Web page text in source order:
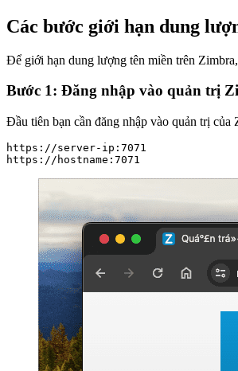
Các bước giới hạn dung
Để giới hạn dung lượng tên miền trên
Bước 1: Đăng nhập vào quản trị
Đầu tiên bạn cần đăng nhập vào quản trị
https://server-ip:7071
https://hostname:7071